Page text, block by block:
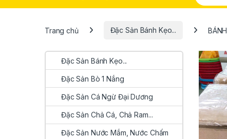
Trang chủ Đặc Sản Bánh Kẹo...
Đặc Sản Bánh Kẹo...
Đặc Sản Bò 1 Nắng
Đặc Sản Cá Ngừ Đại Dương
Đặc Sản Chả Cá, Chả Ram...
Đặc Sản Nước Mắm, Nước Chấm